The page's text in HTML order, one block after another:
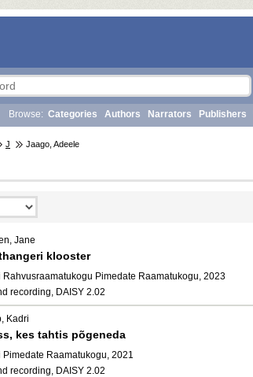
Browse: Categories Authors Narrators Publishers
J Jaago, Adeele
Jane
klooster
Rahvusraamatukogu Pimedate Raamatukogu, 2023
recording, DAISY 2.02
Kadri
kes tahtis põgeneda
Pimedate Raamatukogu, 2021
recording, DAISY 2.02